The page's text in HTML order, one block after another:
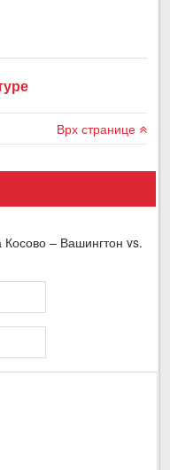
Врх странице
– Вашингтон vs.